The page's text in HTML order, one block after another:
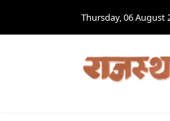
Thursday, 06 August